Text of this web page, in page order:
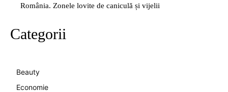
România. Zonele lovite de caniculă și vijelii
Categorii
Beauty
Economie